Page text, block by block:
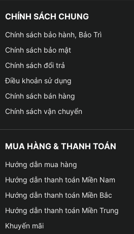
CHÍNH SÁCH CHUNG
Chính sách bảo hành, Bảo Trì
Chính sách bảo mật
Chính sách đổi trả
Điều khoản sử dụng
Chính sách bán hàng
Chính sách vận chuyển
MUA HÀNG & THANH TOÁN
Hướng dẫn mua hàng
Hướng dẫn thanh toán Miền Nam
Hướng dẫn thanh toán Miền Bắc
Hướng dẫn thanh toán Miền Trung
Khuyến mãi